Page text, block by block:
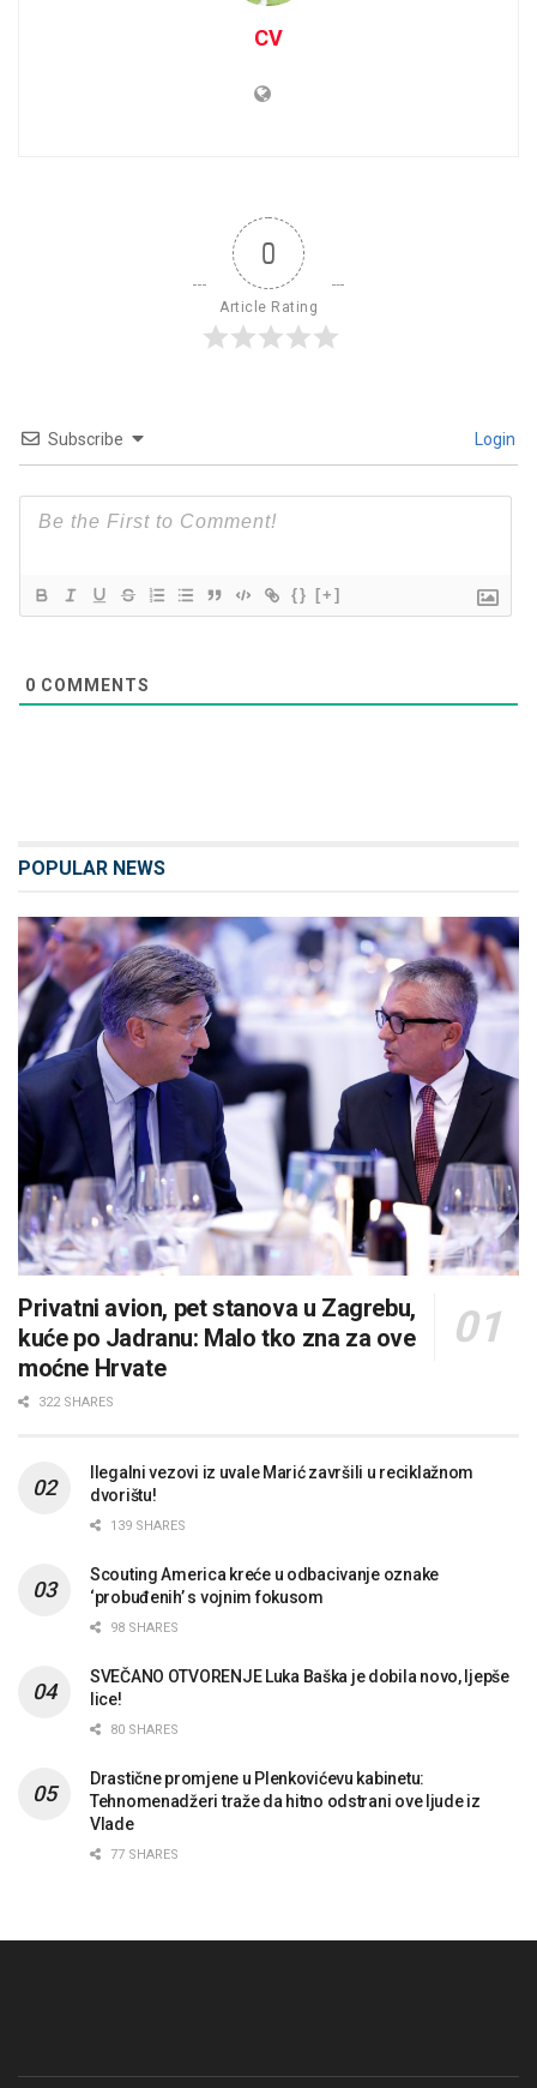
CV
0
Article Rating
Subscribe Login
{} [+]
0 COMMENTS
POPULAR NEWS
Privatni avion, pet stanova u Zagrebu,
kuće po Jadranu: Malo tko zna za ove
moćne Hrvate
322 SHARES
Ilegalni vezovi iz uvale Marić završili u reciklažnom
dvorištu!
139 SHARES
Scouting America kreće u odbacivanje oznake
‘probuđenih’ s vojnim fokusom
98 SHARES
SVEČANO OTVORENJE Luka Baška je dobila novo, ljepše
lice!
80 SHARES
Drastične promjene u Plenkovićevu kabinetu:
Tehnomenadžeri traže da hitno odstrani ove ljude iz
Vlade
77 SHARES